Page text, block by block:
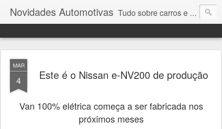
Novidades Automotivas Tudo sobre carros e motores
MAR
4 Este é o Nissan e-NV200 de produção
Van 100% elétrica começa a ser fabricada nos
próximos meses